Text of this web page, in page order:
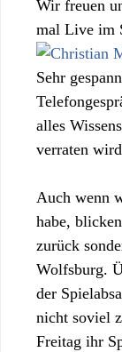
Wir freuen
mal Live im
Sehr
alles
verraten
Auch wenn
habe,
zurück
Wolfsburg.
der
nicht soviel
Freitag ihr